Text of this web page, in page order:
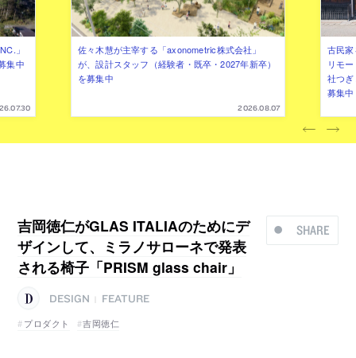
」
集中
佐々木慧が主宰する「axonometric株式会社」
が、設計スタッフ（経験者・既卒・2027年新卒）
を募集中
2026.08.07
古民
リモ
社つ
募集中
SHARE
吉岡徳仁がGLAS ITALIAのためにデ
ザインして、ミラノサローネで発表
される椅子「PRISM glass chair」
DESIGN
FEATURE
プロダクト
吉岡徳仁